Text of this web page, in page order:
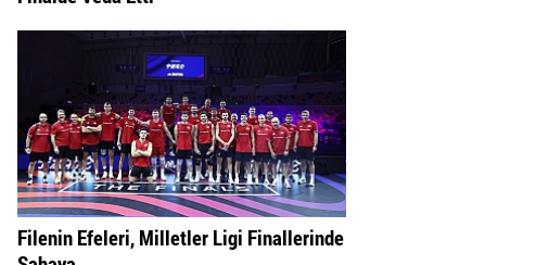
Filenin Efeleri, Milletler Ligi Finallerinde